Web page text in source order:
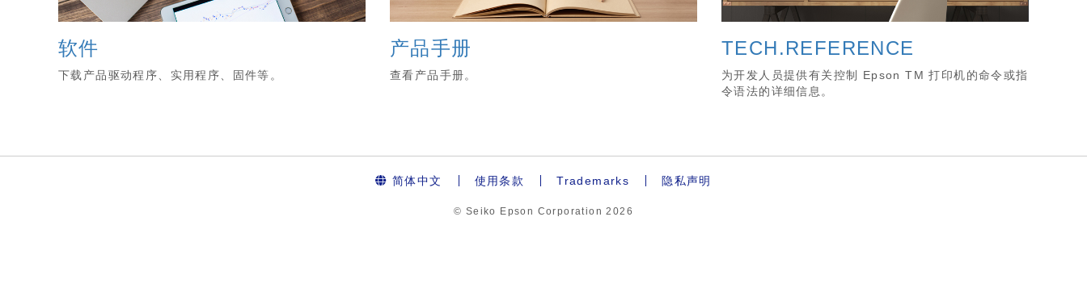
软件
下载产品驱动程序、实用程序、固件等。
产品手册
查看产品手册。
TECH.REFERENCE
为开发人员提供有关控制 Epson TM 打印机的命令或指
令语法的详细信息。
简体中文 使用条款 Trademarks 隐私声明
© Seiko Epson Corporation2026